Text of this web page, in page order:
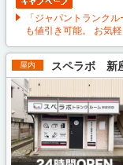
「ジャパントランク
も値引き可能。 お気
屋内 スペラボ 新